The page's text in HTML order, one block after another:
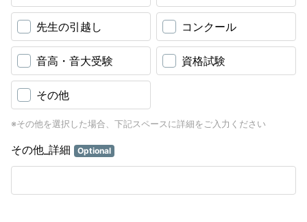
先生の引越し コンクール
音高・音大受験 資格試験
その他
※その他を選択した場合、下記スペースに詳細をご入力ください
その他_詳細 Optional